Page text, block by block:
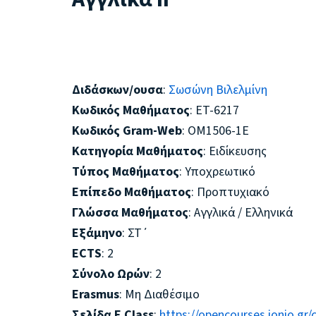
Διδάσκων/ουσα: Σωσώνη Βιλελμίνη
Κωδικός Μαθήματος: ET-6217
Κωδικός Gram-Web: ΟΜ1506-1Ε
Κατηγορία Μαθήματος: Ειδίκευσης
Τύπος Μαθήματος: Υποχρεωτικό
Επίπεδο Μαθήματος: Προπτυχιακό
Γλώσσα Μαθήματος: Αγγλικά / Ελληνικά
Εξάμηνο: ΣΤ΄
ECTS: 2
Σύνολο Ωρών: 2
Erasmus: Μη Διαθέσιμο